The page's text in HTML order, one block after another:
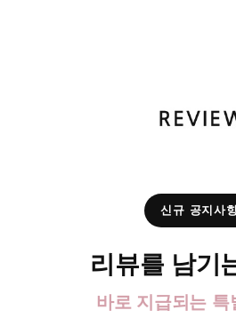
신규 공지사
리뷰를 남기
바로 지급되는 특